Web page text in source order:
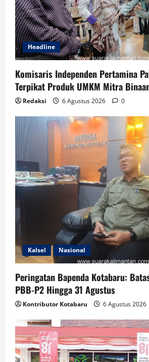
Headline
Komisaris Independen Pertamina
Terpikat Produk UMKM Mitra
Redaksi 6 Agustus 2026 0
Kalsel Nasional
Peringatan Bapenda Kotabaru:
PBB-P2 Hingga 31 Agustus
Kontributor Kotabaru 6 Agustus 2026